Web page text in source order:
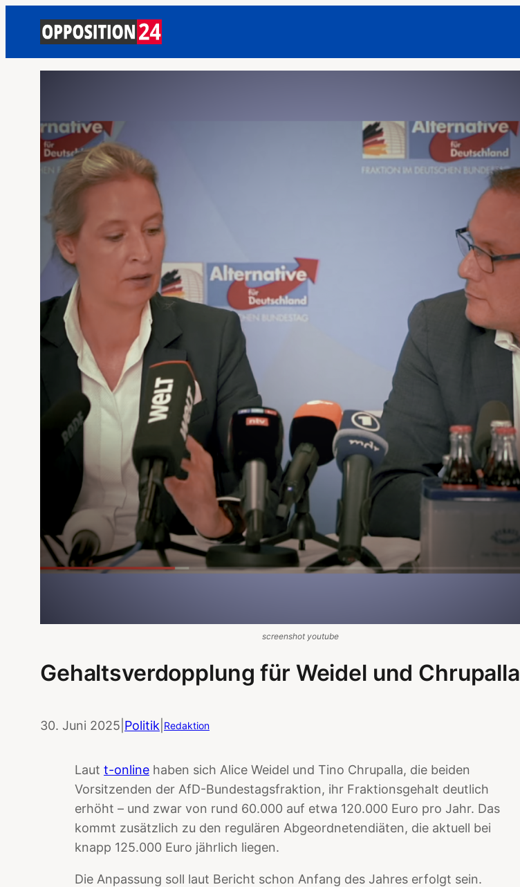
screenshot youtube
Gehaltsverdopplung für Weidel und Chrupalla
30. Juni 2025 Politik Redaktion
Laut t-online haben sich Alice Weidel und Tino Chrupalla, die beiden
Vorsitzenden der AfD-Bundestagsfraktion, ihr Fraktionsgehalt deutlich
erhöht – und zwar von rund 60.000 auf etwa 120.000 Euro pro Jahr. Das
kommt zusätzlich zu den regulären Abgeordnetendiäten, die aktuell bei
knapp 125.000 Euro jährlich liegen.
Die Anpassung soll laut Bericht schon Anfang des Jahres erfolgt sein.